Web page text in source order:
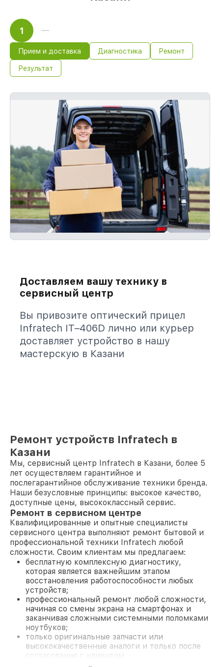
1
Прием и доставка Диагностика Ремонт
Результат
Доставляем вашу технику в
сервисный центр
Вы привозите оптический прицел
Infratech IT–406D лично или курьер
доставляет устройство в нашу
мастерскую в Казани
Ремонт устройств Infratech в
Казани
Мы, сервисный центр Infratech в Казани, более 5
лет осуществляем гарантийное и
послегарантийное обслуживание техники бренда.
Наши безусловные принципы: высокое качество,
доступные цены, высококлассный сервис.
Ремонт в сервисном центре
Квалифицированные и опытные специалисты
сервисного центра выполняют ремонт бытовой и
профессиональной техники Infratech любой
сложности. Своим клиентам мы предлагаем:
бесплатную комплексную диагностику,
которая является важнейшим этапом
восстановления работоспособности любых
устройств;
профессиональный ремонт любой сложности,
начиная со смены экрана на смартфонах и
заканчивая сложными системными поломками
ноутбуков;
только оригинальные запчасти или
высококачественные аналоги и только после
согласования с клиентом.
На все работы и замененные комплектующие